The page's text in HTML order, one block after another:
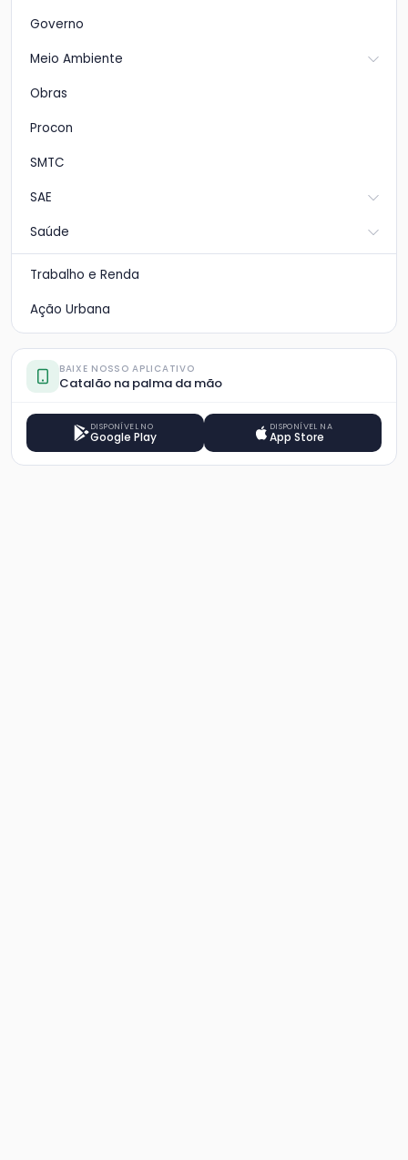
Governo
Meio Ambiente
Obras
Procon
SMTC
SAE
Saúde
Trabalho e Renda
Ação Urbana
BAIXE NOSSO APLICATIVO
Catalão na palma da mão
DISPONÍVEL NO
Google Play
DISPONÍVEL NA
App Store